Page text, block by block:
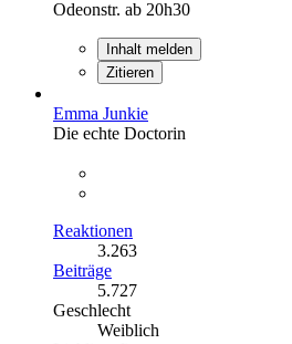
Odeonstr. ab 20h30
Inhalt melden
Zitieren
Emma Junkie
Die echte Doctorin
Reaktionen
3.263
Beiträge
5.727
Geschlecht
Weiblich